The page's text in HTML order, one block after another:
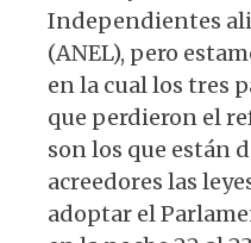
Independientes
(ANEL), pero
en la cual los tres
que perdieron el
son los que están
acreedores las
adoptar el